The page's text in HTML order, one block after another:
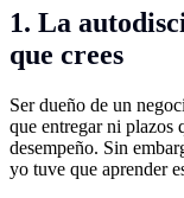
1. La
que crees
Ser dueño de un
que entregar ni plazos
desempeño. Sin
yo tuve que aprender